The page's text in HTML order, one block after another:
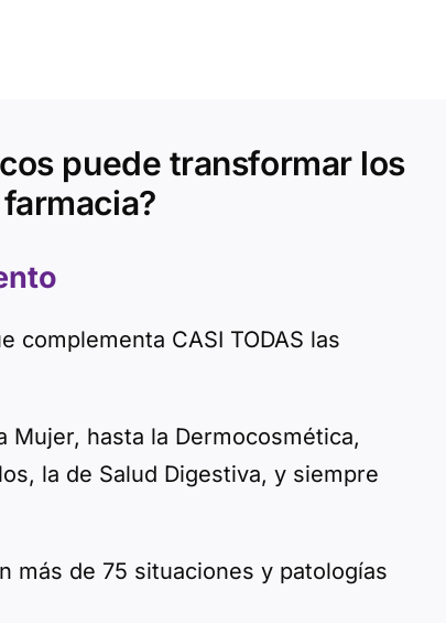
puede transformar los
complementa CASI TODAS las
Mujer, hasta la Dermocosmética,
la de Salud Digestiva, y siempre
más de 75 situaciones y patologías